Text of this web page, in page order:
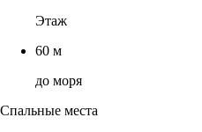
Этаж
60 м
до моря
Спальные места